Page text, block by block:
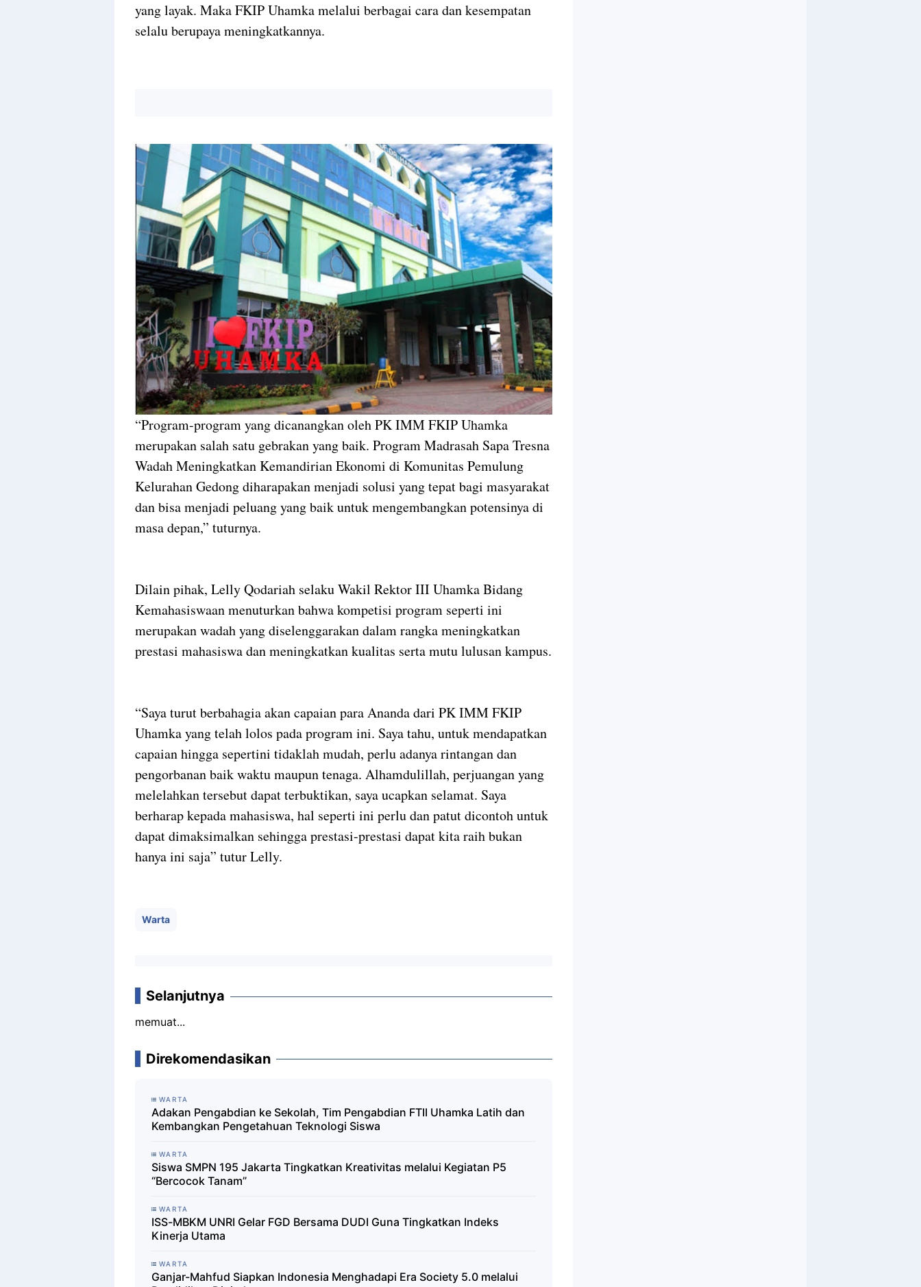
yang layak. Maka FKIP Uhamka melalui berbagai cara dan kesempatan
selalu berupaya meningkatkannya.
“Program-program yang dicanangkan oleh PK IMM FKIP Uhamka
merupakan salah satu gebrakan yang baik. Program Madrasah Sapa Tresna
Wadah Meningkatkan Kemandirian Ekonomi di Komunitas Pemulung
Kelurahan Gedong diharapakan menjadi solusi yang tepat bagi masyarakat
dan bisa menjadi peluang yang baik untuk mengembangkan potensinya di
masa depan,” tuturnya.
Dilain pihak, Lelly Qodariah selaku Wakil Rektor III Uhamka Bidang
Kemahasiswaan menuturkan bahwa kompetisi program seperti ini
merupakan wadah yang diselenggarakan dalam rangka meningkatkan
prestasi mahasiswa dan meningkatkan kualitas serta mutu lulusan kampus.
“Saya turut berbahagia akan capaian para Ananda dari PK IMM FKIP
Uhamka yang telah lolos pada program ini. Saya tahu, untuk mendapatkan
capaian hingga sepertini tidaklah mudah, perlu adanya rintangan dan
pengorbanan baik waktu maupun tenaga. Alhamdulillah, perjuangan yang
melelahkan tersebut dapat terbuktikan, saya ucapkan selamat. Saya
berharap kepada mahasiswa, hal seperti ini perlu dan patut dicontoh untuk
dapat dimaksimalkan sehingga prestasi-prestasi dapat kita raih bukan
hanya ini saja” tutur Lelly.
Warta
Selanjutnya
memuat...
Direkomendasikan
WARTA
Adakan Pengabdian ke Sekolah, Tim Pengabdian FTII Uhamka Latih dan
Kembangkan Pengetahuan Teknologi Siswa
WARTA
Siswa SMPN 195 Jakarta Tingkatkan Kreativitas melalui Kegiatan P5
“Bercocok Tanam”
WARTA
ISS-MBKM UNRI Gelar FGD Bersama DUDI Guna Tingkatkan Indeks
Kinerja Utama
WARTA
Ganjar-Mahfud Siapkan Indonesia Menghadapi Era Society 5.0 melalui